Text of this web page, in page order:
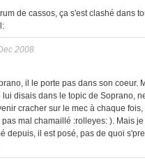
de cassos, ça s'est clashé dans
2008
il le porte pas dans son coeur.
lui disais dans le topic de Soprano,
cracher sur le mec à chaque
mal chamaillé :rolleyes: ). Mais je
depuis, il est posé, pas de quoi